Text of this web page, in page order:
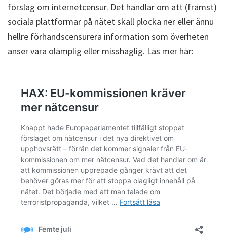
förslag om internetcensur. Det handlar om att (främst)
sociala plattformar på nätet skall plocka ner eller ännu
hellre förhandscensurera information som överheten
anser vara olämplig eller misshaglig. Läs mer här: